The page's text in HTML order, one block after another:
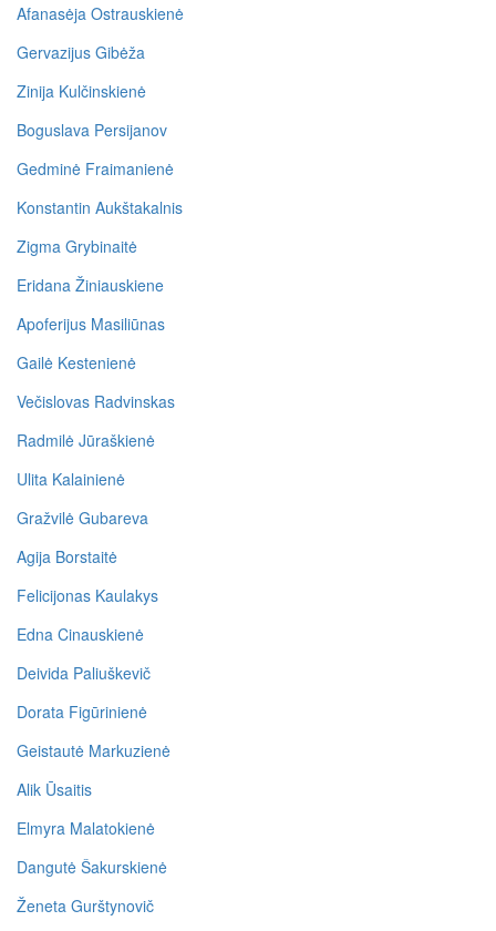
Afanasėja Ostrauskienė
Gervazijus Gibėža
Zinija Kulčinskienė
Boguslava Persijanov
Gedminė Fraimanienė
Konstantin Aukštakalnis
Zigma Grybinaitė
Eridana Žiniauskiene
Apoferijus Masiliūnas
Gailė Kestenienė
Večislovas Radvinskas
Radmilė Jūraškienė
Ulita Kalainienė
Gražvilė Gubareva
Agija Borstaitė
Felicijonas Kaulakys
Edna Cinauskienė
Deivida Paliuškevič
Dorata Figūrinienė
Geistautė Markuzienė
Alik Ūsaitis
Elmyra Malatokienė
Dangutė Šakurskienė
Ženeta Gurštynovič